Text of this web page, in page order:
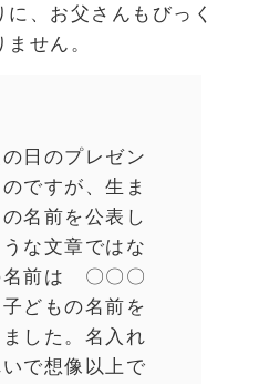
、お父さんもびっく
せん。
日のプレゼン
ですが、生ま
名前を公表し
な文章ではな
名前は 〇〇〇
どもの名前を
した。名入れ
で想像以上で